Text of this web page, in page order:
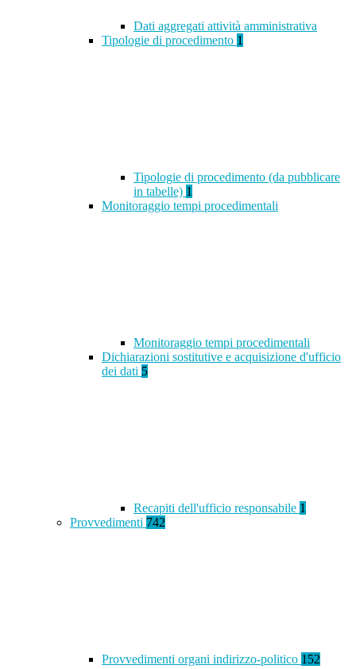
Dati aggregati attività amministrativa
Tipologie di procedimento 1
Tipologie di procedimento (da pubblicare
in tabelle) 1
Monitoraggio tempi procedimentali
Monitoraggio tempi procedimentali
Dichiarazioni sostitutive e acquisizione d'ufficio
dei dati 5
Recapiti dell'ufficio responsabile 1
Provvedimenti 742
Provvedimenti organi indirizzo-politico 152